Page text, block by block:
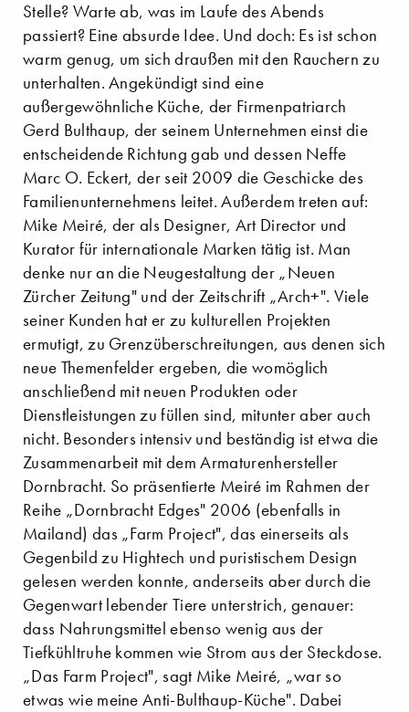
Stelle? Warte ab, was im Laufe des Abends
passiert? Eine absurde Idee. Und doch: Es ist schon
warm genug, um sich draußen mit den Rauchern zu
unterhalten. Angekündigt sind eine
außergewöhnliche Küche, der Firmenpatriarch
Gerd Bulthaup, der seinem Unternehmen einst die
entscheidende Richtung gab und dessen Neffe
Marc O. Eckert, der seit 2009 die Geschicke des
Familienunternehmens leitet. Außerdem treten auf:
Mike Meiré, der als Designer, Art Director und
Kurator für internationale Marken tätig ist. Man
denke nur an die Neugestaltung der „Neuen
Zürcher Zeitung" und der Zeitschrift „Arch+". Viele
seiner Kunden hat er zu kulturellen Projekten
ermutigt, zu Grenzüberschreitungen, aus denen sich
neue Themenfelder ergeben, die womöglich
anschließend mit neuen Produkten oder
Dienstleistungen zu füllen sind, mitunter aber auch
nicht. Besonders intensiv und beständig ist etwa die
Zusammenarbeit mit dem Armaturenhersteller
Dornbracht. So präsentierte Meiré im Rahmen der
Reihe „Dornbracht Edges" 2006 (ebenfalls in
Mailand) das „Farm Project", das einerseits als
Gegenbild zu Hightech und puristischem Design
gelesen werden konnte, anderseits aber durch die
Gegenwart lebender Tiere unterstrich, genauer:
dass Nahrungsmittel ebenso wenig aus der
Tiefkühltruhe kommen wie Strom aus der Steckdose.
„Das Farm Project", sagt Mike Meiré, „war so
etwas wie meine Anti-Bulthaup-Küche". Dabei